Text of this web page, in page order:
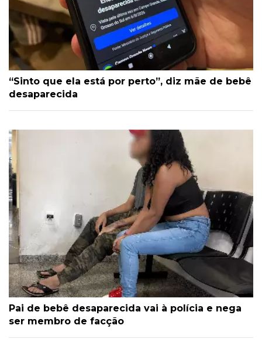
“Sinto que ela está por perto”, diz mãe de bebê
desaparecida
Pai de bebê desaparecida vai à polícia e nega
ser membro de facção